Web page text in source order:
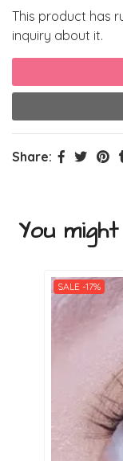
This product has
inquiry about it.
Share:
You
SALE -17%